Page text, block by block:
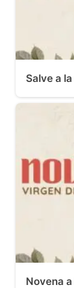
Salve a
Novena